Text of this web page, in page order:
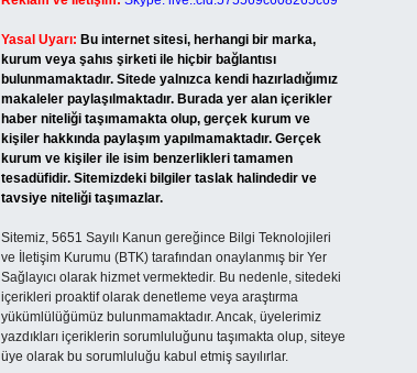
Yasal Uyarı: Bu internet sitesi, herhangi bir marka,
kurum veya şahıs şirketi ile hiçbir bağlantısı
bulunmamaktadır. Sitede yalnızca kendi hazırladığımız
makaleler paylaşılmaktadır. Burada yer alan içerikler
haber niteliği taşımamakta olup, gerçek kurum ve
kişiler hakkında paylaşım yapılmamaktadır. Gerçek
kurum ve kişiler ile isim benzerlikleri tamamen
tesadüfidir. Sitemizdeki bilgiler taslak halindedir ve
tavsiye niteliği taşımazlar.
Sitemiz, 5651 Sayılı Kanun gereğince Bilgi Teknolojileri
ve İletişim Kurumu (BTK) tarafından onaylanmış bir Yer
Sağlayıcı olarak hizmet vermektedir. Bu nedenle, sitedeki
içerikleri proaktif olarak denetleme veya araştırma
yükümlülüğümüz bulunmamaktadır. Ancak, üyelerimiz
yazdıkları içeriklerin sorumluluğunu taşımakta olup, siteye
üye olarak bu sorumluluğu kabul etmiş sayılırlar.